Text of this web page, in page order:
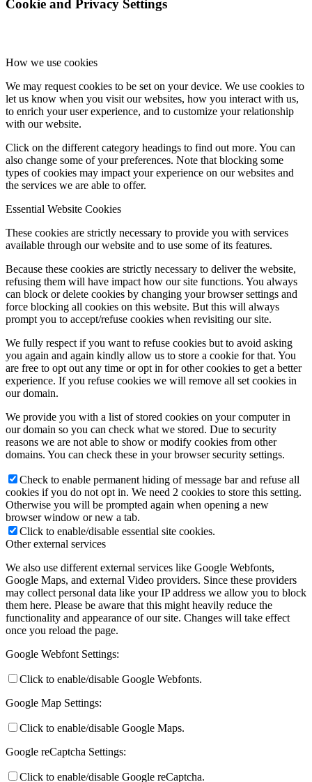
Cookie and Privacy Settings
How we use cookies
We may request cookies to be set on your device. We use cookies to
let us know when you visit our websites, how you interact with us,
to enrich your user experience, and to customize your relationship
with our website.
Click on the different category headings to find out more. You can
also change some of your preferences. Note that blocking some
types of cookies may impact your experience on our websites and
the services we are able to offer.
Essential Website Cookies
These cookies are strictly necessary to provide you with services
available through our website and to use some of its features.
Because these cookies are strictly necessary to deliver the website,
refusing them will have impact how our site functions. You always
can block or delete cookies by changing your browser settings and
force blocking all cookies on this website. But this will always
prompt you to accept/refuse cookies when revisiting our site.
We fully respect if you want to refuse cookies but to avoid asking
you again and again kindly allow us to store a cookie for that. You
are free to opt out any time or opt in for other cookies to get a better
experience. If you refuse cookies we will remove all set cookies in
our domain.
We provide you with a list of stored cookies on your computer in
our domain so you can check what we stored. Due to security
reasons we are not able to show or modify cookies from other
domains. You can check these in your browser security settings.
Check to enable permanent hiding of message bar and refuse all
cookies if you do not opt in. We need 2 cookies to store this setting.
Otherwise you will be prompted again when opening a new
browser window or new a tab.
Click to enable/disable essential site cookies.
Other external services
We also use different external services like Google Webfonts,
Google Maps, and external Video providers. Since these providers
may collect personal data like your IP address we allow you to block
them here. Please be aware that this might heavily reduce the
functionality and appearance of our site. Changes will take effect
once you reload the page.
Google Webfont Settings:
Click to enable/disable Google Webfonts.
Google Map Settings:
Click to enable/disable Google Maps.
Google reCaptcha Settings:
Click to enable/disable Google reCaptcha.